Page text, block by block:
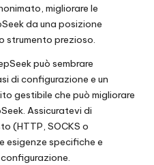
migliorare le
da una posizione
strumento prezioso.
può sembrare
di configurazione e un
gestibile che può migliorare
Assicuratevi di
(HTTP, SOCKS o
esigenze specifiche e